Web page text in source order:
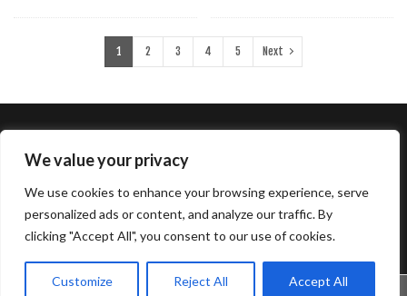
We value your privacy
We use cookies to enhance your browsing experience, serve
personalized ads or content, and analyze our traffic. By
clicking "Accept All", you consent to our use of cookies.
Customize Reject All Accept All
1 2 3 4 5 Next
老後資金作り
不動産経営
プロフィール
お問合せ
© copyright 2024 ZAINOKOTO